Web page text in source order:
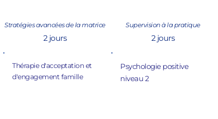
Stratégies avancées de la matrice
2 jours
Supervision à la pratique
2 jours
Thérapie d'acceptation et
d'engagement famille
Psychologie positive
niveau 2